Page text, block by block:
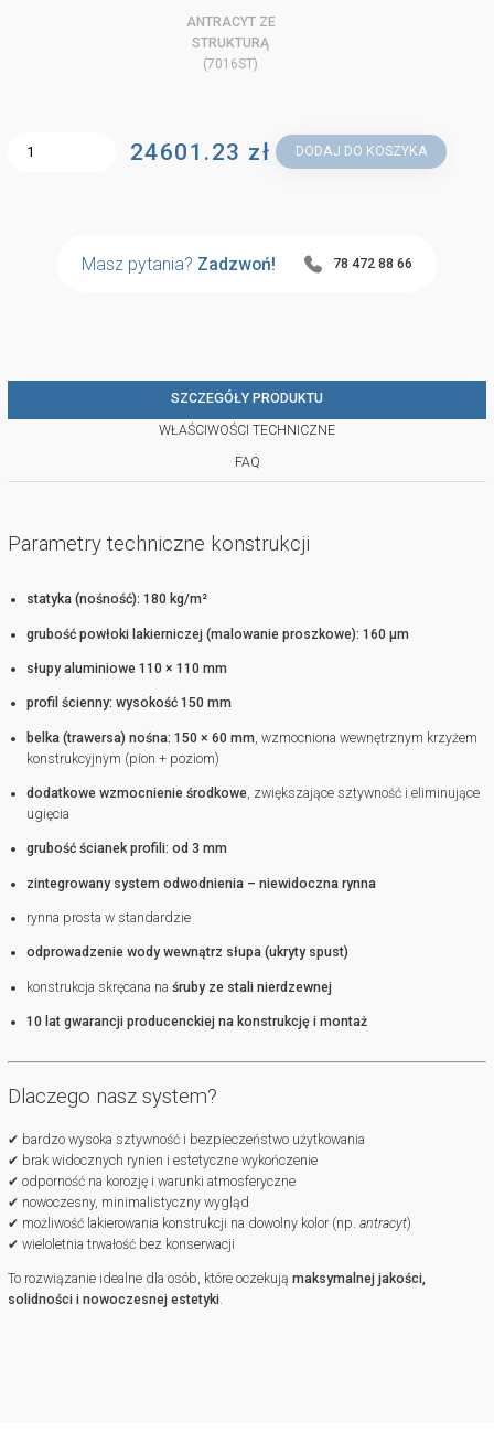
ANTRACYT ZE
STRUKTURĄ
(7016ST)
24601.23 zł DODAJ DO KOSZYKA
Masz pytania? Zadzwoń! 78 472 88 66
SZCZEGÓŁY PRODUKTU
WŁAŚCIWOŚCI TECHNICZNE
FAQ
Parametry techniczne konstrukcji
statyka (nośność): 180 kg/m²
grubość powłoki lakierniczej (malowanie proszkowe): 160 µm
słupy aluminiowe 110 × 110 mm
profil ścienny: wysokość 150 mm
belka (trawersa) nośna: 150 × 60 mm , wzmocniona wewnętrznym krzyżem
konstrukcyjnym (pion + poziom)
dodatkowe wzmocnienie środkowe, zwiększające sztywność i eliminujące
ugięcia
grubość ścianek profili: od 3 mm
zintegrowany system odwodnienia – niewidoczna rynna
rynna prosta w standardzie
odprowadzenie wody wewnątrz słupa (ukryty spust)
konstrukcja skręcana naśruby ze stali nierdzewnej
10 lat gwarancji producenckiej na konstrukcję i montaż
Dlaczego nasz system?
✔ bardzo wysoka sztywność i bezpieczeństwo użytkowania
✔ brak widocznych rynien i estetyczne wykończenie
✔ odporność na korozję i warunki atmosferyczne
✔ nowoczesny, minimalistyczny wygląd
✔ możliwość lakierowania konstrukcji na dowolny kolor (np. antracyt)
✔ wieloletnia trwałość bez konserwacji
To rozwiązanie idealne dla osób, które oczekują maksymalnej jakości,
solidności i nowoczesnej estetyki.